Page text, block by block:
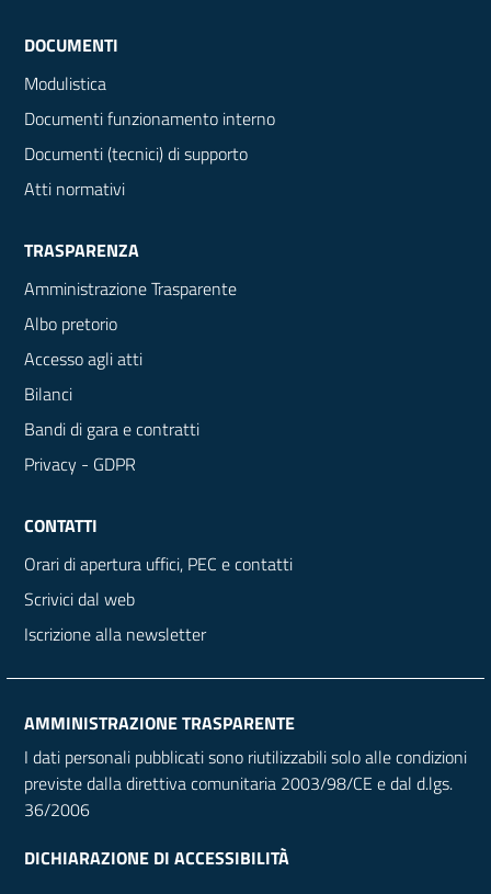
DOCUMENTI
Modulistica
Documenti funzionamento interno
Documenti (tecnici) di supporto
Atti normativi
TRASPARENZA
Amministrazione Trasparente
Albo pretorio
Accesso agli atti
Bilanci
Bandi di gara e contratti
Privacy - GDPR
CONTATTI
Orari di apertura uffici, PEC e contatti
Scrivici dal web
Iscrizione alla newsletter
AMMINISTRAZIONE TRASPARENTE
I dati personali pubblicati sono riutilizzabili solo alle condizioni
previste dalla direttiva comunitaria 2003/98/CE e dal d.lgs.
36/2006
DICHIARAZIONE DI ACCESSIBILITÀ